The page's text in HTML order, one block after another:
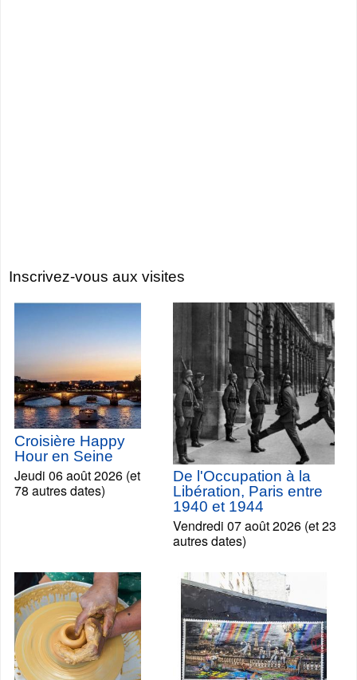
Inscrivez-vous aux visites
Croisière Happy
Hour en Seine
Jeudi 06 août 2026 (et
78 autres dates)
De l'Occupation à la
Libération, Paris entre
1940 et 1944
Vendredi 07 août 2026 (et 23
autres dates)